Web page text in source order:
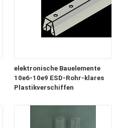
elektronische Bauelemente
10e6-10e9 ESD-Rohr-klares
Plastikverschiffen